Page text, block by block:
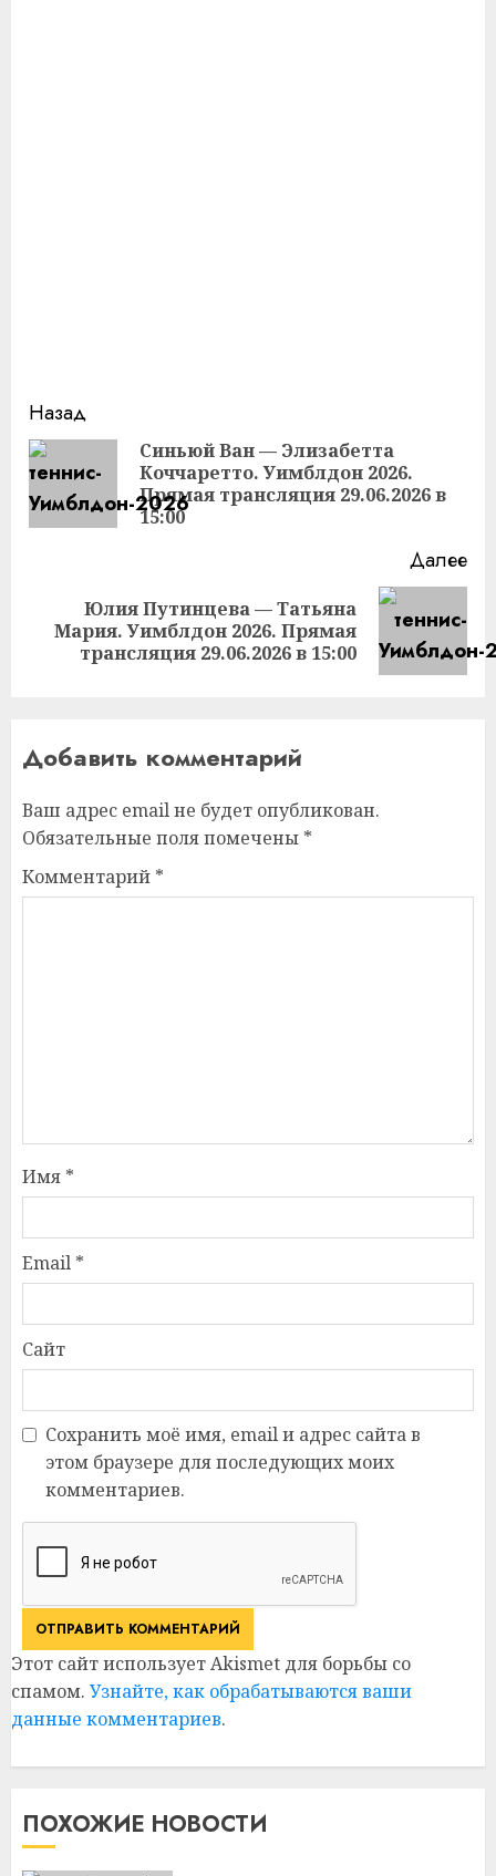
Продолжить
чтение
Назад
Синьюй Ван — Элизабетта
Коччаретто. Уимблдон 2026.
Прямая трансляция 29.06.2026 в
15:00
Далее
Следующая
запись:
Юлия Путинцева — Татьяна
Мария. Уимблдон 2026. Прямая
трансляция 29.06.2026 в 15:00
Добавить комментарий
Ваш адрес email не будет опубликован.
Обязательные поля помечены *
Комментарий *
Имя *
Email *
Сайт
Сохранить моё имя, email и адрес сайта в
этом браузере для последующих моих
комментариев.
Этот сайт использует Akismet для борьбы со
спамом. Узнайте, как обрабатываются ваши
данные комментариев.
ПОХОЖИЕ НОВОСТИ